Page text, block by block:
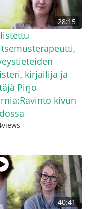
28:15
kirjailija ja
Pirjo
kivun
views
40:41